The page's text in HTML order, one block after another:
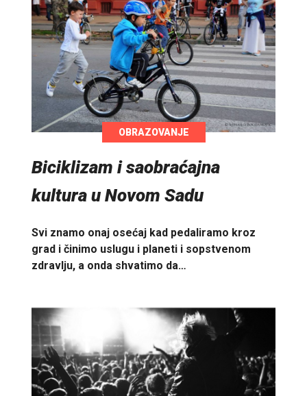
OBRAZOVANJE
Biciklizam i saobraćajna
kultura u Novom Sadu
Svi znamo onaj osećaj kad pedaliramo kroz
grad i činimo uslugu i planeti i sopstvenom
zdravlju, a onda shvatimo da…